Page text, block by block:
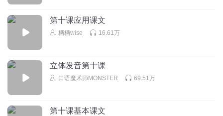
第十课应用课文
栖栖wise 16.61万
立体发音第十课
口语魔术师MONSTER 69.51万
第十课基本课文